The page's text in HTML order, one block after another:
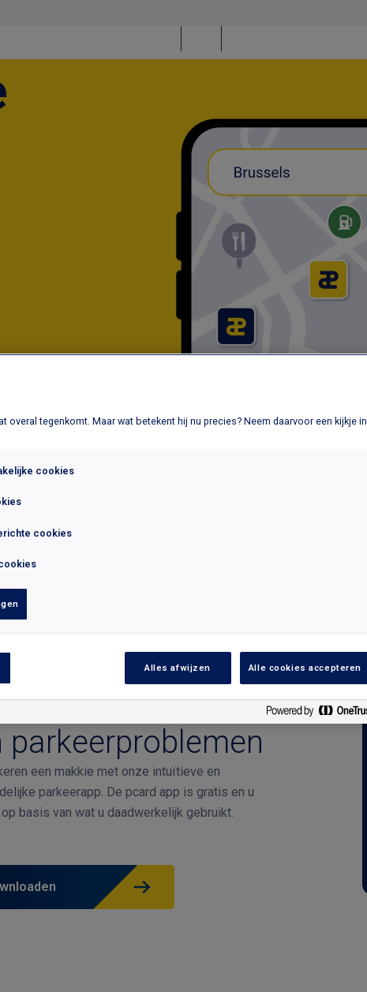
parkeerproblemen
een makkie met onze intuïtieve en
parkeerapp. De pcard app is gratis en u
basis van wat u daadwerkelijk gebruikt.
overal tegenkomt. Maar wat betekent hij nu precies? Neem daarvoor een kijkje in
cookies
cookies
Alles afwijzen Alle cookies accepteren